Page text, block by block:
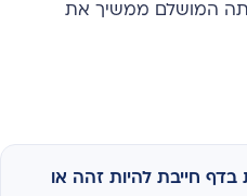
המושלם ממשיך את
בדף חייבת להיות זהה או